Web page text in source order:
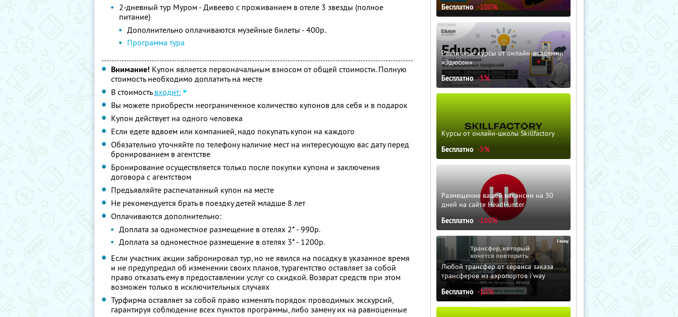
2-дневный тур Муром - Дивеево с проживанием в отеле 3 звезды (полное
питание)
Дополнительно оплачиваются музейные билеты - 400р.
Программа тура
Внимание! Купон является первоначальным взносом от общей стоимости. Полную
стоимость необходимо доплатить на месте
В стоимость входит:
Вы можете приобрести неограниченное количество купонов для себя и в подарок
Купон действует на одного человека
Если едете вдвоем или компанией, надо покупать купон на каждого
Обязательно уточняйте по телефону наличие мест на интересующую вас дату перед
бронированием в агентстве
Бронирование осуществляется только после покупки купона и заключения
договора с агентством
Предъявляйте распечатанный купон на месте
Не рекомендуется брать в поездку детей младше 8 лет
Оплачиваются дополнительно:
Доплата за одноместное размещение в отелях 2* - 990р.
Доплата за одноместное размещение в отелях 3* - 1200р.
Если участник акции забронировал тур, но не явился на посадку в указанное время
и не предупредил об изменении своих планов, турагентство оставляет за собой
право отказать ему в предоставлении услуг со скидкой. Возврат средств при этом
возможен только в исключительных случаях
Турфирма оставляет за собой право изменять порядок проводимых экскурсий,
гарантируя соблюдение всех пунктов программы, либо замену их на равноценные
Бесплатно -100%
Различные курсы от онлайн-академии
«Эдюсон»
Бесплатно -5%
Курсы от онлайн-школы Skillfactory
Бесплатно -5%
Размещение вашей вакансии на 30
дней на сайте HeadHunter
Бесплатно -100%
Любой трансфер от сервиса заказа
трансферов из аэропортов i'way
Бесплатно -10%